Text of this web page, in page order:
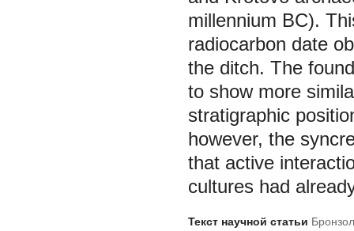
millennium BC).
radiocarbon date
the ditch. The
to show more
stratigraphic
however, the
that active
cultures had
Текст научной статьи